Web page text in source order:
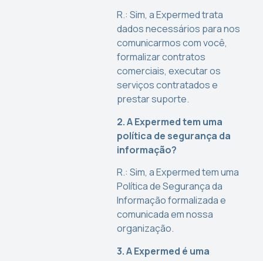
R.: Sim, a Expermed trata
dados necessários para nos
comunicarmos com você,
formalizar contratos
comerciais, executar os
serviços contratados e
prestar suporte.
2. A Expermed tem uma
política de segurança da
informação?
R.: Sim, a Expermed tem uma
Política de Segurança da
Informação formalizada e
comunicada em nossa
organização.
3. A Expermed é uma